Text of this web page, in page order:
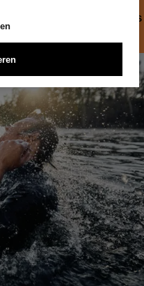
sclerose. Het gevoel
katalysator: wachten was
en zijn dromen